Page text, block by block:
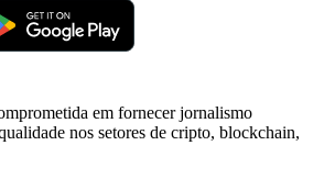
em fornecer jornalismo
nos setores de cripto, blockchain,